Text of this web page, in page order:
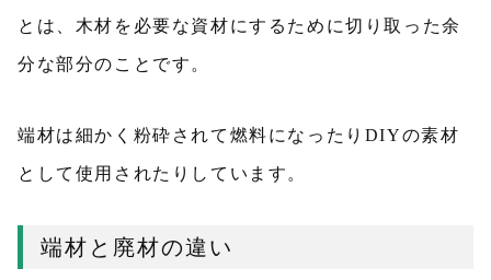
とは、木材を必要な資材にするために切り取った余
分な部分のことです。
端材は細かく粉砕されて燃料になったりDIYの素材
として使用されたりしています。
端材と廃材の違い